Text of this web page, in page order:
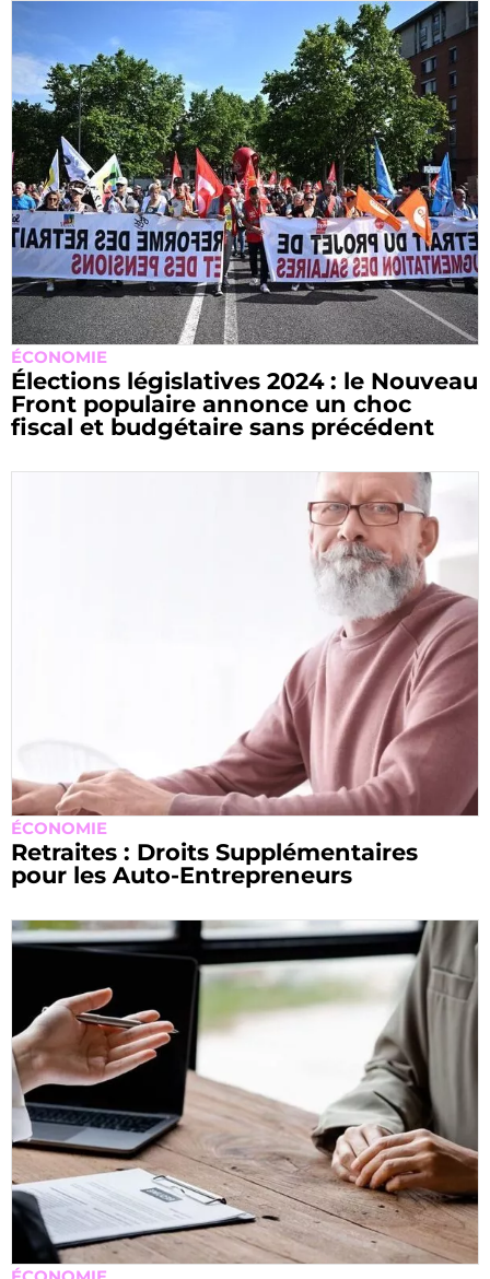
ÉCONOMIE
Élections législatives 2024 : le Nouveau
Front populaire annonce un choc
fiscal et budgétaire sans précédent
ÉCONOMIE
Retraites : Droits Supplémentaires
pour les Auto-Entrepreneurs